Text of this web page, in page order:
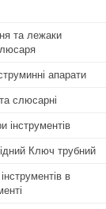
та лежаки
апарати
слюсарні
інструментів
Ключ трубний
в